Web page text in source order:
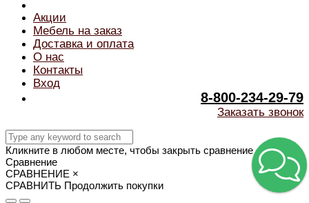
Акции
Мебель на заказ
Доставка и оплата
О нас
Контакты
Вход
8-800-234-29-79
Заказать звонок
Кликните в любом месте, чтобы закрыть сравнение
Сравнение
СРАВНЕНИЕ ×
СРАВНИТЬ Продолжить покупки